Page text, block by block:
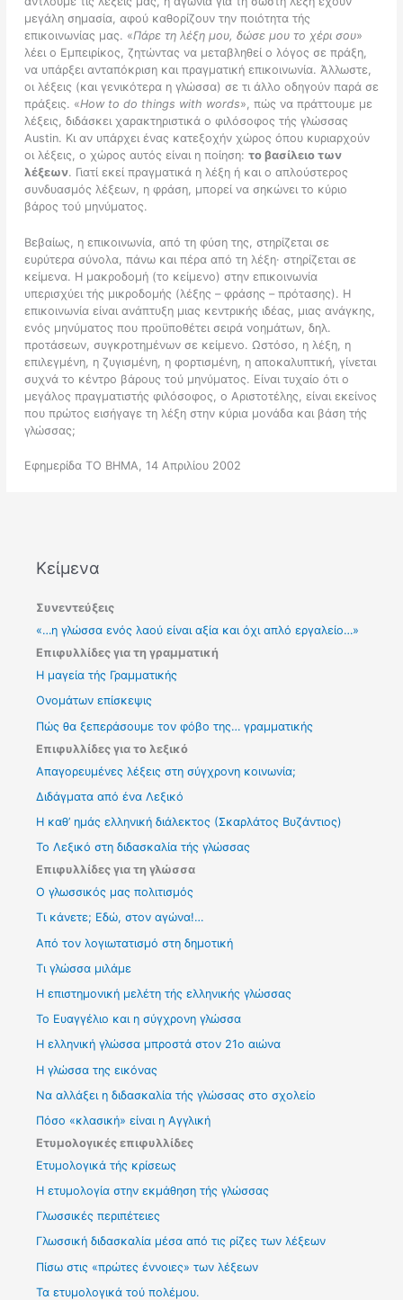
μεγάλη σημασία, αφού καθορίζουν την ποιότητα τής
επικοινωνίας μας. «Πάρε τη λέξη μου, δώσε μου το χέρι σου»
λέει ο Εμπειρίκος, ζητώντας να μεταβληθεί ο λόγος σε πράξη,
να υπάρξει ανταπόκριση και πραγματική επικοινωνία. Άλλωστε,
οι λέξεις (και γενικότερα η γλώσσα) σε τι άλλο οδηγούν παρά σε
πράξεις. «How to do things with words», πώς να πράττουμε με
λέξεις, διδάσκει χαρακτηριστικά ο φιλόσοφος τής γλώσσας
Austin. Κι αν υπάρχει ένας κατεξοχήν χώρος όπου κυριαρχούν
οι λέξεις, ο χώρος αυτός είναι η ποίηση: το βασίλειο των
λέξεων. Γιατί εκεί πραγματικά η λέξη ή και ο απλούστερος
συνδυασμός λέξεων, η φράση, μπορεί να σηκώνει το κύριο
βάρος τού μηνύματος.
Βεβαίως, η επικοινωνία, από τη φύση της, στηρίζεται σε
ευρύτερα σύνολα, πάνω και πέρα από τη λέξη· στηρίζεται σε
κείμενα. Η μακροδομή (το κείμενο) στην επικοινωνία
υπερισχύει τής μικροδομής (λέξης – φράσης – πρότασης). Η
επικοινωνία είναι ανάπτυξη μιας κεντρικής ιδέας, μιας ανάγκης,
ενός μηνύματος που προϋποθέτει σειρά νοημάτων, δηλ.
προτάσεων, συγκροτημένων σε κείμενο. Ωστόσο, η λέξη, η
επιλεγμένη, η ζυγισμένη, η φορτισμένη, η αποκαλυπτική, γίνεται
συχνά το κέντρο βάρους τού μηνύματος. Είναι τυχαίο ότι ο
μεγάλος πραγματιστής φιλόσοφος, ο Αριστοτέλης, είναι εκείνος
που πρώτος εισήγαγε τη λέξη στην κύρια μονάδα και βάση τής
γλώσσας;
Εφημερίδα ΤΟ ΒΗΜΑ, 14 Απριλίου 2002
Κείμενα
Συνεντεύξεις
«…η γλώσσα ενός λαού είναι αξία και όχι απλό εργαλείο…»
Επιφυλλίδες για τη γραμματική
Η μαγεία τής Γραμματικής
Ονομάτων επίσκεψις
Πώς θα ξεπεράσουμε τον φόβο της… γραμματικής
Επιφυλλίδες για το λεξικό
Απαγορευμένες λέξεις στη σύγχρονη κοινωνία;
Διδάγματα από ένα Λεξικό
Η καθ’ ημάς ελληνική διάλεκτος (Σκαρλάτος Βυζάντιος)
Το Λεξικό στη διδασκαλία τής γλώσσας
Επιφυλλίδες για τη γλώσσα
Ο γλωσσικός μας πολιτισμός
Τι κάνετε; Εδώ, στον αγώνα!…
Από τον λογιωτατισμό στη δημοτική
Τι γλώσσα μιλάμε
Η επιστημονική μελέτη τής ελληνικής γλώσσας
Το Ευαγγέλιο και η σύγχρονη γλώσσα
Η ελληνική γλώσσα μπροστά στον 21ο αιώνα
Η γλώσσα της εικόνας
Να αλλάξει η διδασκαλία τής γλώσσας στο σχολείο
Πόσο «κλασική» είναι η Αγγλική
Ετυμολογικές επιφυλλίδες
Ετυμολογικά τής κρίσεως
Η ετυμολογία στην εκμάθηση τής γλώσσας
Γλωσσικές περιπέτειες
Γλωσσική διδασκαλία μέσα από τις ρίζες των λέξεων
Πίσω στις «πρώτες έννοιες» των λέξεων
Τα ετυμολογικά τού πολέμου.